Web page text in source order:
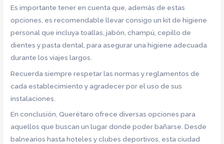
Es importante tener en cuenta que, además de estas
opciones, es recomendable llevar consigo un kit de higiene
personal que incluya toallas, jabón, champú, cepillo de
dientes y pasta dental, para asegurar una higiene adecuada
durante los viajes largos.
Recuerda siempre respetar las normas y reglamentos de
cada establecimiento y agradecer por el uso de sus
instalaciones.
En conclusión, Querétaro ofrece diversas opciones para
aquellos que buscan un lugar donde poder bañarse. Desde
balnearios hasta hoteles y clubes deportivos, esta ciudad